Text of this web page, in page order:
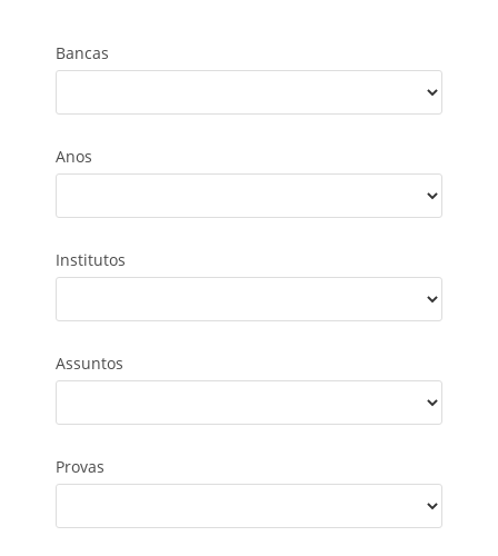
Bancas
Anos
Institutos
Assuntos
Provas